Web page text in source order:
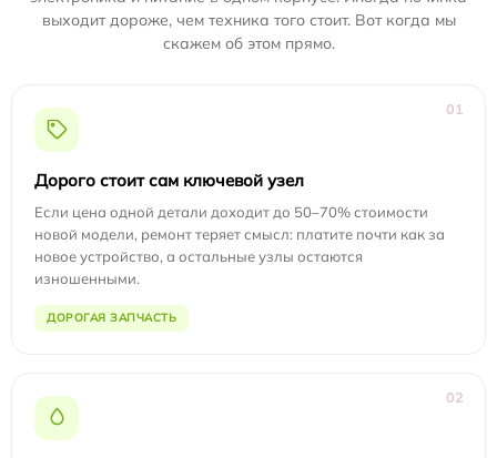
выходит дороже, чем техника того стоит. Вот когда мы
скажем об этом прямо.
01
Дорого стоит сам ключевой узел
Если цена одной детали доходит до 50–70% стоимости
новой модели, ремонт теряет смысл: платите почти как за
новое устройство, а остальные узлы остаются
изношенными.
ДОРОГАЯ ЗАПЧАСТЬ
02